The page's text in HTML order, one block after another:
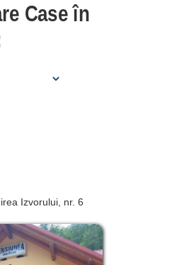
Case în
Izvorului, nr. 6